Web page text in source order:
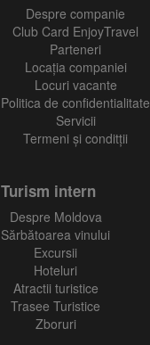
Despre companie
Club Card EnjoyTravel
Parteneri
Locaţia companiei
Locuri vacante
Politica de confidentialitate
Servicii
Termeni și conditții
Turism intern
Despre Moldova
Sărbătoarea vinului
Excursii
Hoteluri
Atractii turistice
Trasee Turistice
Zboruri